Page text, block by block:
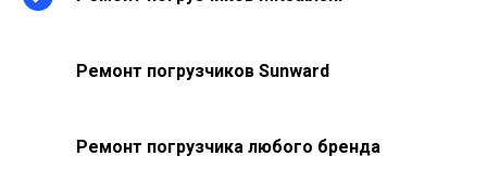
Ремонт погрузчиков Sunward
Ремонт погрузчика любого бренда